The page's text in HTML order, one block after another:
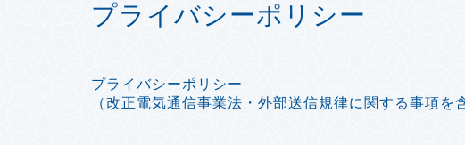
プライバシーポリシー
プライバシーポリシー
（改正電気通信事業法・外部送信規律に関する事項を